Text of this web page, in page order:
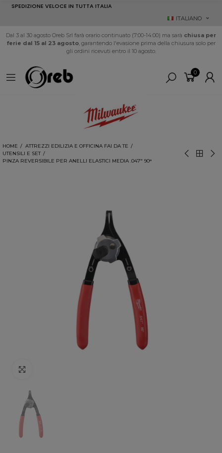
SPEDIZIONE VELOCE IN TUTTA ITALIA
ITALIANO
Dal 3 al 30 agosto Oreb Srl farà orario continuato (7:00-14:00) ma sarà chiusa per
ferie dal 15 al 23 agosto, garantendo l'evasione prima della chiusura solo per
gli ordini ricevuti entro il 10 agosto.
0
HOME
ATTREZZI EDILIZIA E OFFICINA FAI DA TE
UTENSILI E SET
PINZA REVERSIBILE PER ANELLI ELASTICI MEDIA .047" 90°